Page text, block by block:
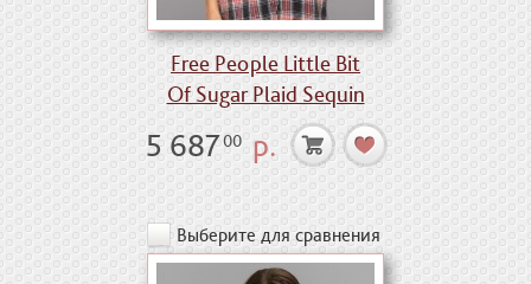
Free People Little Bit
Of Sugar Plaid Sequin
5 68700р.
Выберите для сравнения